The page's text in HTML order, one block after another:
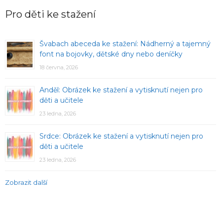
Pro děti ke stažení
Švabach abeceda ke stažení: Nádherný a tajemný
font na bojovky, dětské dny nebo deníčky
18 června, 2026
Anděl: Obrázek ke stažení a vytisknutí nejen pro
děti a učitele
23 ledna, 2026
Srdce: Obrázek ke stažení a vytisknutí nejen pro
děti a učitele
23 ledna, 2026
Zobrazit další